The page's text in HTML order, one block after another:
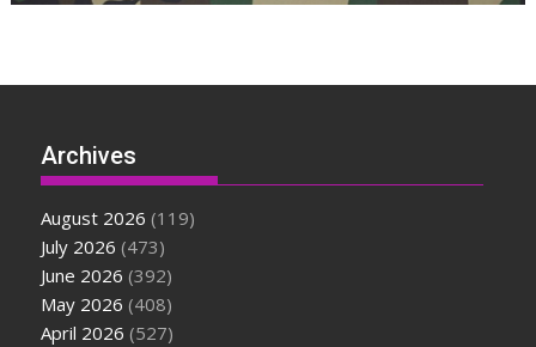
Archives
August 2026 (119)
July 2026 (473)
June 2026 (392)
May 2026 (408)
April 2026 (527)